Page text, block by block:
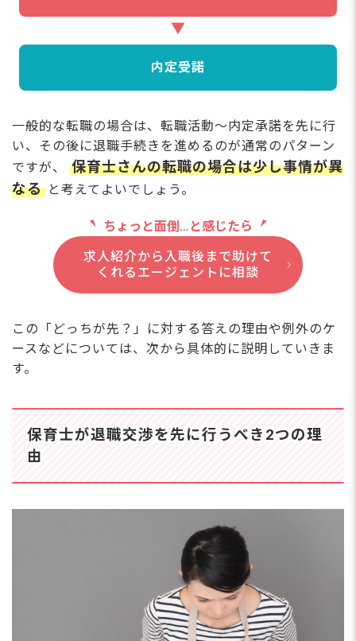
内定受諾
一般的な転職の場合は、転職活動～内定承諾を先に行
い、その後に退職手続きを進めるのが通常のパターン
ですが、
保育士さんの転職の場合は少し事情が異
なる と考えてよいでしょう。
ちょっと面倒…と感じたら
求人紹介から入職後まで助けて
くれるエージェントに相談
この「どっちが先？」に対する答えの理由や例外のケ
ースなどについては、次から具体的に説明していきま
す。
保育士が退職交渉を先に行うべき2つの理
由